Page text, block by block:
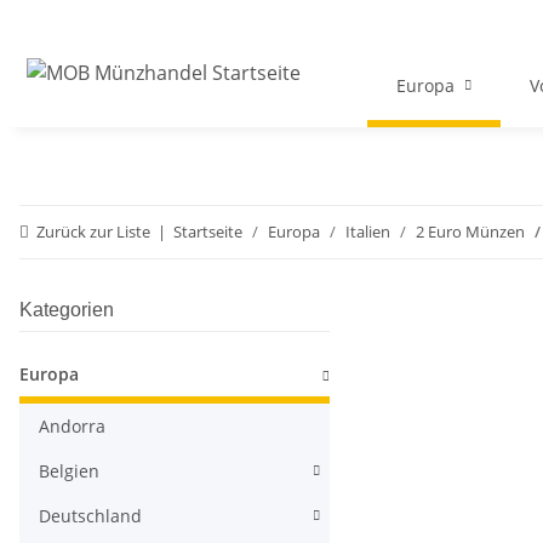
Europa
Zurück zur Liste Startseite Europa Italien 2 Euro Münzen
Kategorien
Europa
Andorra
Belgien
Deutschland